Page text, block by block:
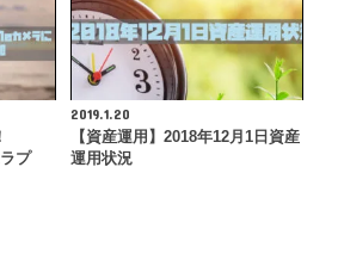
プ
2019.1.20
【資産運用】2018年12月1日資産
運用状況